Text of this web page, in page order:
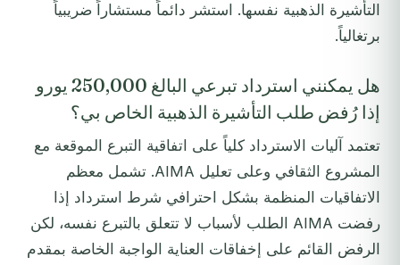
التأشيرة الذهبية نفسها. استشر دائماً مستشاراً ضريبياً
برتغالياً.
هل يمكنني استرداد تبرعي البالغ 250,000 يورو
إذا رُفض طلب التأشيرة الذهبية الخاص بي؟
تعتمد آليات الاسترداد كلياً على اتفاقية التبرع الموقعة مع
المشروع الثقافي وعلى تعليل AIMA. تشمل معظم
الاتفاقيات المنظمة بشكل احترافي شرط استرداد إذا
رفضت AIMA الطلب لأسباب لا تتعلق بالتبرع نفسه، لكن
الرفض القائم على إخفاقات العناية الواجبة الخاصة بمقدم